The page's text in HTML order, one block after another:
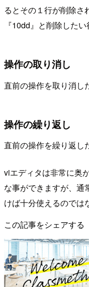
るとその１行が削除さ
『10dd』と削除した
操作の取り消し
直前の操作を取り消し
操作の繰り返し
直前の操作を繰り返し
viエディタは非常に奥
な事ができますが、通
けば十分使えるのでは
この記事をシェアする